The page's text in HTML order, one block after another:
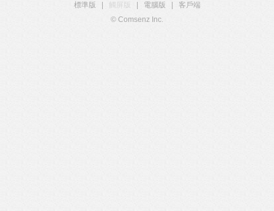
標準版
觸屏版 電腦版
客戶端
© Comsenz Inc.